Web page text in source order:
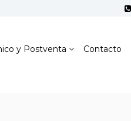
y Postventa Contacto